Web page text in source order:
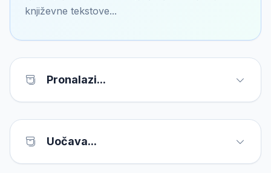
književne tekstove...
Pronalazi...
Uočava...